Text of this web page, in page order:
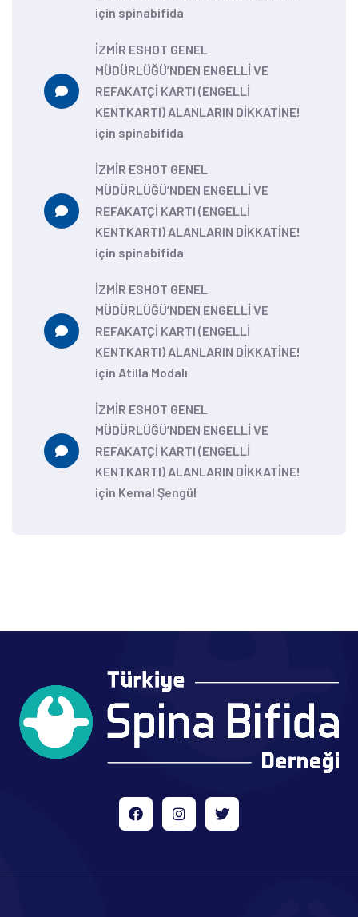
için spinabifida
İZMİR ESHOT GENEL
MÜDÜRLÜĞÜ’NDEN ENGELLİ VE
REFAKATÇİ KARTI (ENGELLİ
KENTKARTI) ALANLARIN DİKKATİNE!
için spinabifida
İZMİR ESHOT GENEL
MÜDÜRLÜĞÜ’NDEN ENGELLİ VE
REFAKATÇİ KARTI (ENGELLİ
KENTKARTI) ALANLARIN DİKKATİNE!
için spinabifida
İZMİR ESHOT GENEL
MÜDÜRLÜĞÜ’NDEN ENGELLİ VE
REFAKATÇİ KARTI (ENGELLİ
KENTKARTI) ALANLARIN DİKKATİNE!
için Atilla Modalı
İZMİR ESHOT GENEL
MÜDÜRLÜĞÜ’NDEN ENGELLİ VE
REFAKATÇİ KARTI (ENGELLİ
KENTKARTI) ALANLARIN DİKKATİNE!
için Kemal Şengül